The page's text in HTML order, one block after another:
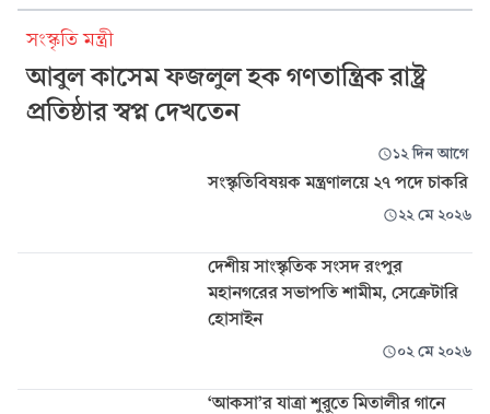
সংস্কৃতি মন্ত্রী
আবুল কাসেম ফজলুল হক গণতান্ত্রিক রাষ্ট্র
প্রতিষ্ঠার স্বপ্ন দেখতেন
১২ দিন আগে
সংস্কৃতিবিষয়ক মন্ত্রণালয়ে ২৭ পদে চাকরি
২২ মে ২০২৬
দেশীয় সাংস্কৃতিক সংসদ রংপুর
মহানগরের সভাপতি শামীম, সেক্রেটারি
হোসাইন
০২ মে ২০২৬
‘আকসা’র যাত্রা শুরুতে মিতালীর গানে